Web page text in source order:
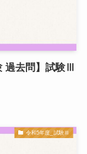
過去問】試験Ⅲ
令和5年度_試験Ⅲ